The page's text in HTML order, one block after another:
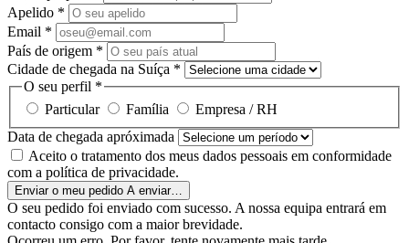
Apelido *
Email *
País de origem *
Cidade de chegada na Suíça *
O seu perfil *
Particular
Família
Empresa / RH
Data de chegada apróximada
Aceito o tratamento dos meus dados pessoais em conformidade
com a política de privacidade.
Enviar o meu pedido A enviar…
O seu pedido foi enviado com sucesso. A nossa equipa entrará em
contacto consigo com a maior brevidade.